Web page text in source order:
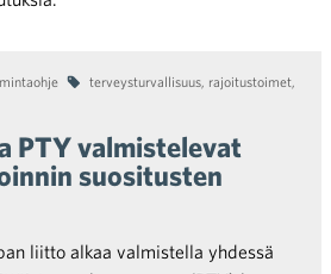
terveysturvallisuus, rajoitustoimet,
PTY valmistelevat
suositusten
liitto alkaa valmistella yhdessä